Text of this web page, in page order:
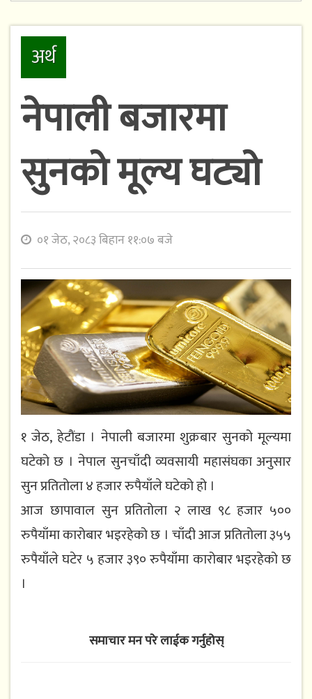
अर्थ
नेपाली बजारमा
सुनको मूल्य घट्यो
०१ जेठ, २०८३ बिहान ११:०७ बजे
१ जेठ, हेटौंडा । नेपाली बजारमा शुक्रबार सुनको मूल्यमा
घटेको छ । नेपाल सुनचाँदी व्यवसायी महासंघका अनुसार
सुन प्रतितोला ४ हजार रुपैयाँले घटेको हो ।
आज छापावाल सुन प्रतितोला २ लाख ९८ हजार ५००
रुपैयाँमा कारोबार भइरहेको छ । चाँदी आज प्रतितोला ३५५
रुपैयाँले घटेर ५ हजार ३९० रुपैयाँमा कारोबार भइरहेको छ
।
समाचार मन परे लाईक गर्नुहोस्